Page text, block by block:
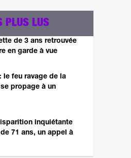
PLUS LUS
de 3 ans retrouvée
en garde à vue
le feu ravage de la
propage à un
inquiétante
71 ans, un appel à